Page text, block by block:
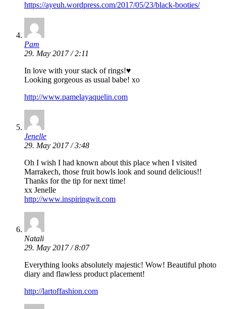
https://ayeuh.wordpress.com/2017/05/23/black-booties/
Pam
29. May 2017 / 2:11
In love with your stack of rings!♥
Looking gorgeous as usual babe! xo
http://www.pamelayaquelin.com
Jenelle
29. May 2017 / 3:48
Oh I wish I had known about this place when I visited
Marrakech, those fruit bowls look and sound delicious!!
Thanks for the tip for next time!
xx Jenelle
http://www.inspiringwit.com
Natali
29. May 2017 / 8:07
Everything looks absolutely majestic! Wow! Beautiful photo
diary and flawless product placement!
http://lartoffashion.com